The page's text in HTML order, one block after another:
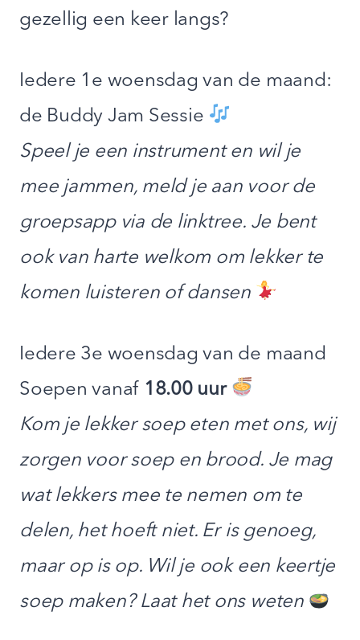
gezellig een keer langs?
Iedere 1e woensdag van de maand:
de Buddy Jam Sessie
Speel je een instrument en wil je
mee jammen, meld je aan voor de
groepsapp via de linktree. Je bent
ook van harte welkom om lekker te
komen luisteren of dansen
Iedere 3e woensdag van de maand
Soepen vanaf 18.00 uur
Kom je lekker soep eten met ons, wij
zorgen voor soep en brood. Je mag
wat lekkers mee te nemen om te
delen, het hoeft niet. Er is genoeg,
maar op is op. Wil je ook een keertje
soep maken? Laat het ons weten